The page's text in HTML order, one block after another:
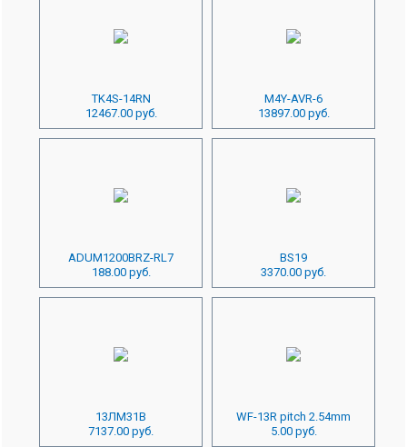
TK4S-14RN
12467.00 руб.
M4Y-AVR-6
13897.00 руб.
ADUM1200BRZ-RL7
188.00 руб.
BS19
3370.00 руб.
13ЛМ31В
7137.00 руб.
WF-13R pitch 2.54mm
5.00 руб.